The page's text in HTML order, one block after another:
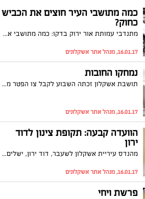
כמה מתושבי העיר חוצים את הכביש
כחוק?
מתנדבי עמותת אור ירוק בדקו: כמה מתושבי אשקלון חוצים את הכביש שלא במעבר חציה או באור אדום? עמותת אור ירוק: "בכל מפגש בין הולך רגל לכלי הרכב, הולך הרגל יפסיד"
16.01.17, מנהל אתר אשקלונים
נמחקו החובות
תושבת אשקלון זכתה השבוע לקבל צו הפטר מחובות בסך של למעלה מ-880,000 ש"ח תמורת תשלום של כ-50,000 ש"ח בלבד. עורך דינה, טמיר כרמי: "חשוב שאנשים ידעו שהמחוקק הכיר בכך שלא ייתכן שאנשים שנקלעו לחובות בתום לב יחיו במשך שנים בצילם של הליכי גבייה, תוך מלחמת הישרדות יומיומית של קשיי פרנסה"
16.01.17, מנהל אתר אשקלונים
הוועדה קבעה: תקופת צינון לדוד
ירון
מהנדס עיריית אשקלון לשעבר, דוד ירון, ישלים שנת צינון מלאה עד אשר יוכל לשוב ולעבוד בחברת אפרידר. תקופת הצינון נספרת מיום הפסקת עבודתו בחברה. כך קבעה הוועדה למתן היתרים בתביעתו של ירון נגד העירייה
16.01.17, מנהל אתר אשקלונים
פרשת ויחי